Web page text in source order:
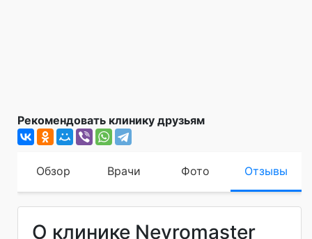
Рекомендовать клинику друзьям
Обзор Врачи Фото Отзывы
О клинике Nevromaster